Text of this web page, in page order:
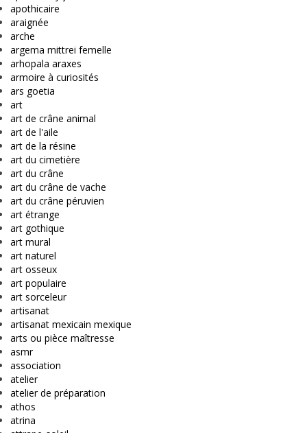
apothicaire
araignée
arche
argema mittrei femelle
arhopala araxes
armoire à curiosités
ars goetia
art
art de crâne animal
art de l'aile
art de la résine
art du cimetière
art du crâne
art du crâne de vache
art du crâne péruvien
art étrange
art gothique
art mural
art naturel
art osseux
art populaire
art sorceleur
artisanat
artisanat mexicain mexique
arts ou pièce maîtresse
asmr
association
atelier
atelier de préparation
athos
atrina